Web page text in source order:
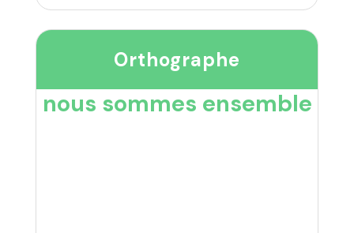
Orthographe
nous sommes ensemble